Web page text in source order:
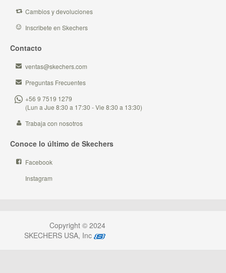
Cambios y devoluciones
Inscribete en Skechers
Contacto
ventas@skechers.com
Preguntas Frecuentes
+56 9 7519 1279
(Lun a Jue 8:30 a 17:30 - Vie 8:30 a 13:30)
Trabaja con nosotros
Conoce lo último de Skechers
Facebook
Instagram
Copyright © 2024
SKECHERS USA, Inc